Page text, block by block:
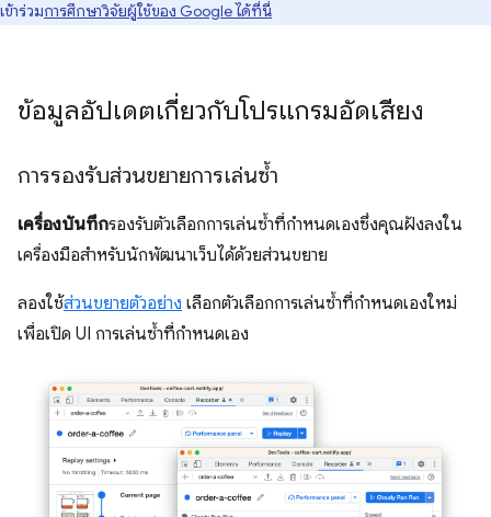
เข้าร่วมการศึกษาวิจัยผู้ใช้ของ Google ได้ที่นี่
ข้อมูลอัปเดตเกี่ยวกับโปรแกรมอัดเสียง
การรองรับส่วนขยายการเล่นซ้ำ
เครื่องบันทึกรองรับตัวเลือกการเล่นซ้ำที่กำหนดเองซึ่งคุณฝังลงใน
เครื่องมือสำหรับนักพัฒนาเว็บได้ด้วยส่วนขยาย
ลองใช้ส่วนขยายตัวอย่าง เลือกตัวเลือกการเล่นซ้ำที่กำหนดเองใหม่
เพื่อเปิด UI การเล่นซ้ำที่กำหนดเอง